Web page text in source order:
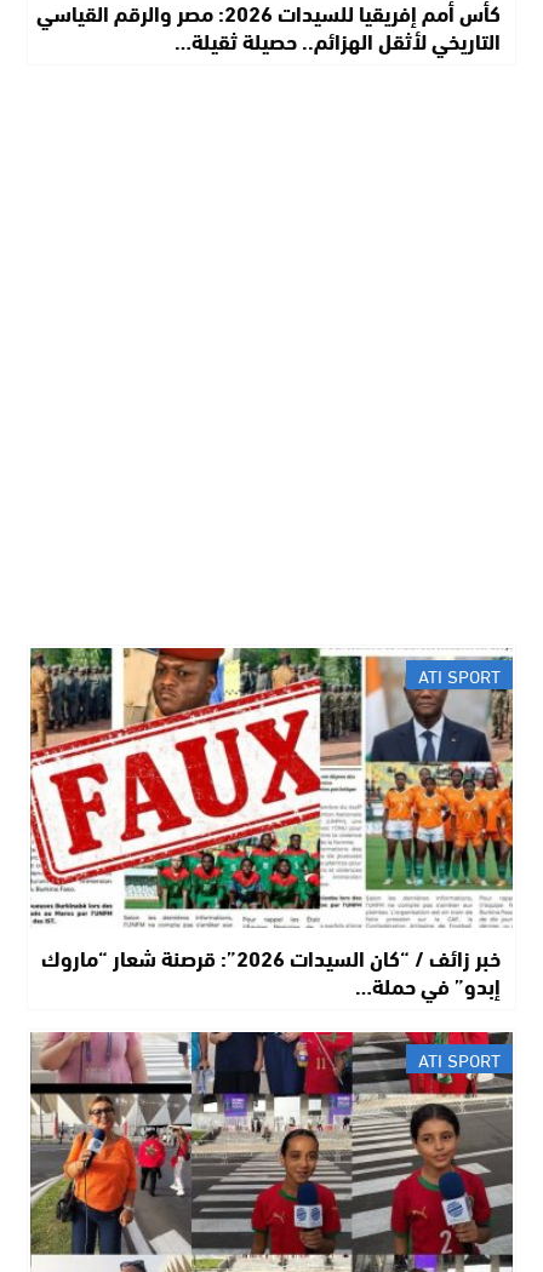
كأس أمم إفريقيا للسيدات 2026: مصر والرقم القياسي
التاريخي لأثقل الهزائم.. حصيلة ثقيلة…
ATI SPORT
خبر زائف / “كان السيدات 2026”: قرصنة شعار “ماروك
إبدو” في حملة…
ATI SPORT